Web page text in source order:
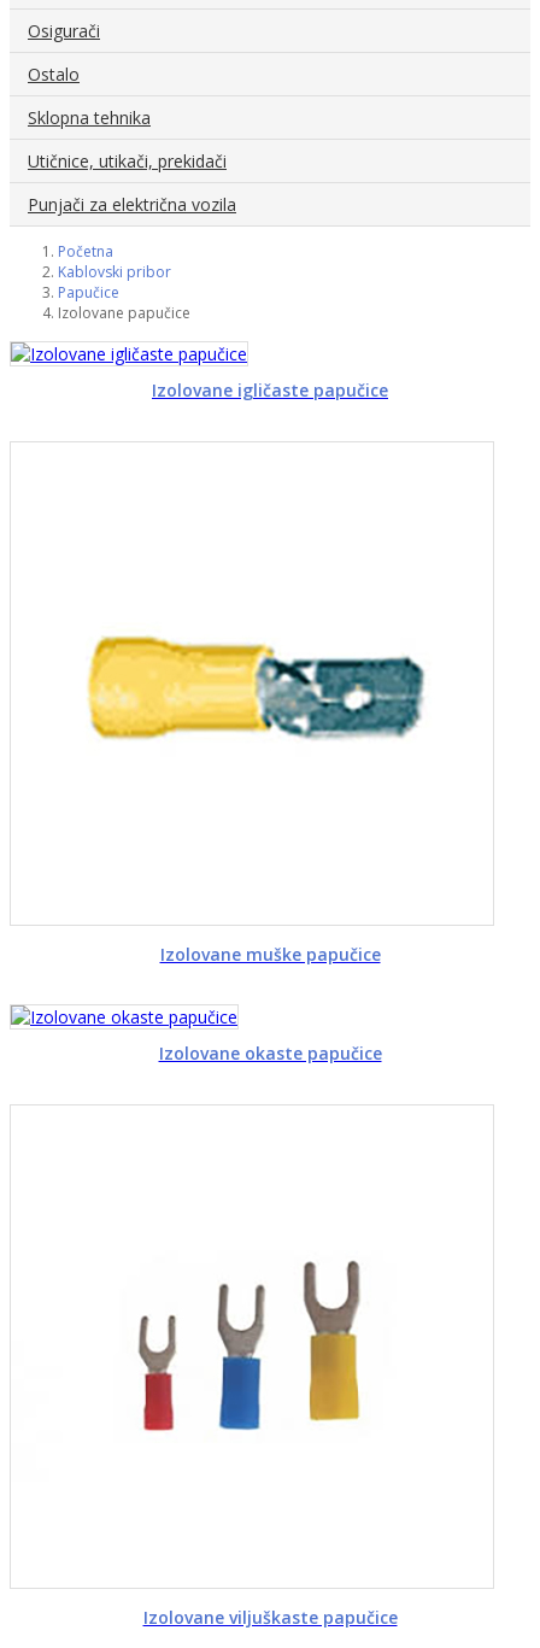
Osigurači
Ostalo
Sklopna tehnika
Utičnice, utikači, prekidači
Punjači za električna vozila
Početna
Kablovski pribor
Papučice
Izolovane papučice
Izolovane igličaste papučice
Izolovane muške papučice
Izolovane okaste papučice
Izolovane viljuškaste papučice